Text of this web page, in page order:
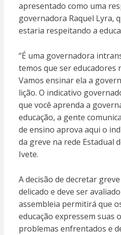
apresentado como uma
governadora Raquel Lyra,
estaria respeitando a
“É uma governadora
temos que ser educadores
Vamos ensinar ela a
lição. O indicativo
que você aprenda a
educação, a gente
de ensino aprova aqui o
da greve na rede Estadual
Ivete.
A decisão de decretar
delicado e deve ser
assembleia permitirá que
educação expressem suas
problemas enfrentados e